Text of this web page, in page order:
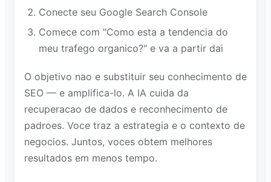
Conecte seu Google Search Console
Comece com "Como esta a tendencia do
meu trafego organico?" e va a partir dai
O objetivo nao e substituir seu conhecimento de
SEO — e amplifica-lo. A IA cuida da
recuperacao de dados e reconhecimento de
padroes. Voce traz a estrategia e o contexto de
negocios. Juntos, voces obtem melhores
resultados em menos tempo.